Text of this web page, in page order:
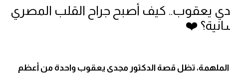
يعقوب.. كيف أصبح جراح القلب المصري
❤️
تظل قصة الدكتور مجدي يعقوب واحدة من أعظم